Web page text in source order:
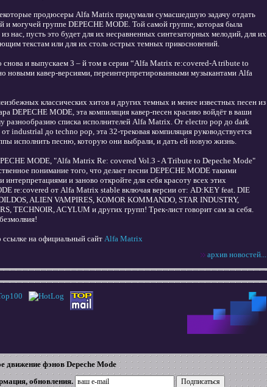
продюсеры Alfa Matrix придумали сумасшедшую задачу отдать
и могучей группе DEPECHE MODE. Той самой группе, которая была
нас, пусть это будет для их несравненных синтезаторных мелодий, для их
текстам или для их столь острых темных прикосновений.
снова и выпускаем 3 – й том в серии “Alfa Matrix re:covered-A tribute to
новыми кавер-версиями, переинтерпретированными музыкантами Alfa
классических хитов и других темных и менее известных песен из
DEPECHE MODE, эта компиляция кавер-песен красиво войдёт в ваши
разнообразию списка исполнителей Alfa Matrix. От electro pop до dark
industrial до techno pop, эта 32-трековая компиляция руководствуется
исполнить песню, которую они выбрали, и дать ей новую жизнь.
MODE, "Alfa Matrix Re: covered Vol.​3 - A Tribute to Depeche Mode"
понимание того, что делает песни DEPECHE MODE такими
и заново откройте для себя красоту всех этих
re:covered от Alfa Matrix stable включая версии от: AD:KEY feat. DIE
ALIEN VAMPIRES, KOMOR KOMMANDO, STAR INDUSTRY,
TECHNOIR, ACYLUM и других групп! Трек-лист говорит сам за себя.
на официальный сайт Alfa Matrix
архив новостей...
движение фэнов Depeche Mode
обновления.